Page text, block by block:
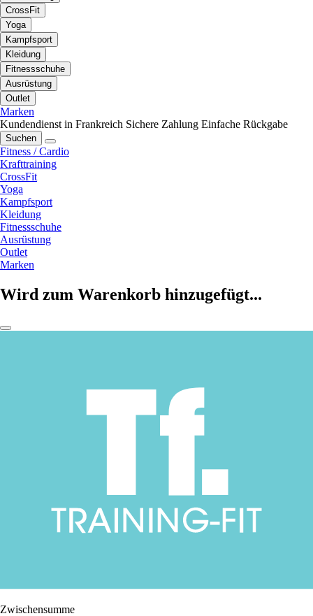
CrossFit
Yoga
Kampfsport
Kleidung
Fitnessschuhe
Ausrüstung
Outlet
Marken
Kundendienst in Frankreich Sichere Zahlung Einfache Rückgabe
Suchen
Fitness / Cardio
Krafttraining
CrossFit
Yoga
Kampfsport
Kleidung
Fitnessschuhe
Ausrüstung
Outlet
Marken
Wird zum Warenkorb hinzugefügt...
Zwischensumme